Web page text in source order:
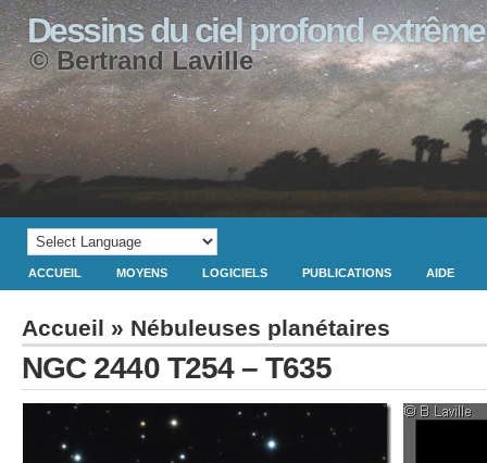
Dessins du ciel profond extrême
© Bertrand Laville
ACCUEIL MOYENS LOGICIELS PUBLICATIONS AIDE
Accueil » Nébuleuses planétaires
NGC 2440 T254 – T635